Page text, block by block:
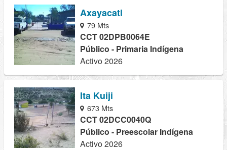
Axayacatl
79 Mts
CCT 02DPB0064E
Público - Primaria Indígena
Activo 2026
Ita Kuiji
673 Mts
CCT 02DCC0040Q
Público - Preescolar Indígena
Activo 2026